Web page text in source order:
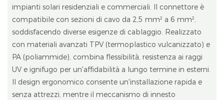
impianti solari residenziali e commerciali. Il connettore è
compatibile con sezioni di cavo da 2,5 mm² a 6 mm²,
soddisfacendo diverse esigenze di cablaggio. Realizzato
con materiali avanzati TPV (termoplastico vulcanizzato) e
PA (poliammide), combina flessibilità, resistenza ai raggi
UV e ignifugo per un'affidabilità a lungo termine in esterni.
Il design ergonomico consente un'installazione rapida e
senza attrezzi, mentre il meccanismo di innesto